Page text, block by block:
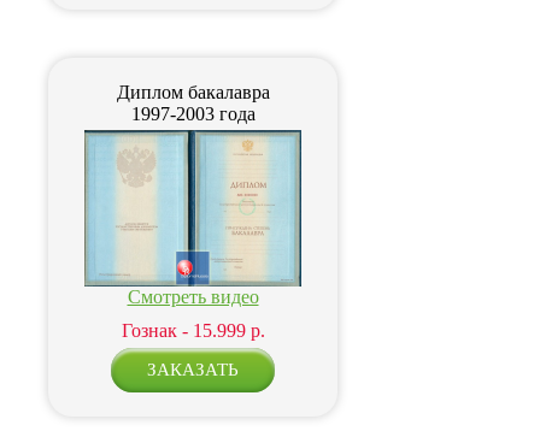
Диплом бакалавра
1997-2003 года
Смотреть видео
Гознак - 15.999 р.